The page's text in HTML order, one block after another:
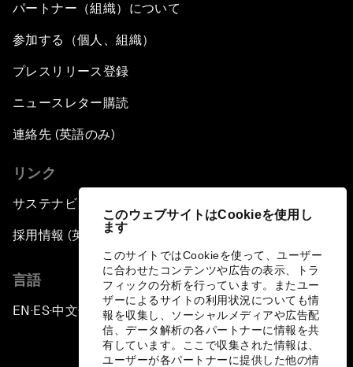
このウェブサイトはCookieを使用し
ます
このサイトではCookieを使って、ユーザー
に合わせたコンテンツや広告の表示、トラ
フィックの分析を行っています。またユー
ザーによるサイトの利用状況についても情
報を収集し、ソーシャルメディアや広告配
信、データ解析の各パートナーに情報を共
有しています。ここで収集された情報は、
ユーザーが各パートナーに提供した他の情
パートナー（組織）について
参加する（個人、組織）
プレスリリース登録
ニュースレター購読
連絡先 (英語のみ)
リンク
サステナビリティへの取り組み
採用情報 (英語のみ)
言語
EN ▪ ES▪中文▪ 日本語